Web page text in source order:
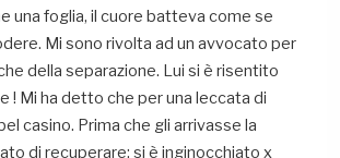
una foglia, il cuore batteva come se
Mi sono rivolta ad un avvocato per
della separazione. Lui si è risentito
! Mi ha detto che per una leccata di
casino. Prima che gli arrivasse la
di recuperare: si è inginocchiato x